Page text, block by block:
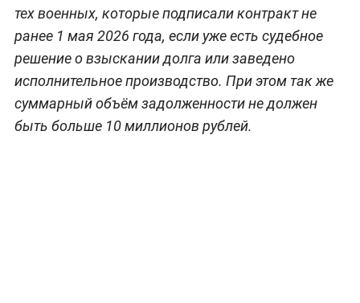
тех военных, которые подписали контракт не
ранее 1 мая 2026 года, если уже есть судебное
решение о взыскании долга или заведено
исполнительное производство. При этом так же
суммарный объём задолженности не должен
быть больше 10 миллионов рублей.